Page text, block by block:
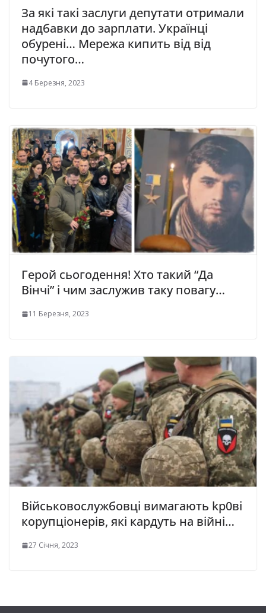
За які такі заслуги депутати отримали
надбавки до зарплати. Українці
обурені… Мережа кипить від від
почутого…
4 Березня, 2023
Герой сьогодення! Хто такий “Дa
Вiнчi” і чим заслужив таку повагу…
11 Березня, 2023
Військовослужбовці вимагають kp0вi
корупціонерів, які кардуть на війні…
27 Січня, 2023